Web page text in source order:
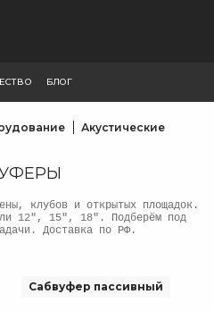
БЛОГ
Акустические
клубов и открытых площадок.
12", 15", 18". Подберём под
Доставка по РФ.
Сабвуфер пассивный